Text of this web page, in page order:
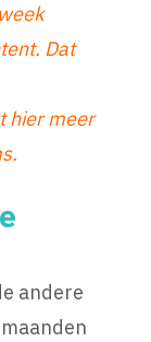
Dat
hier meer
andere